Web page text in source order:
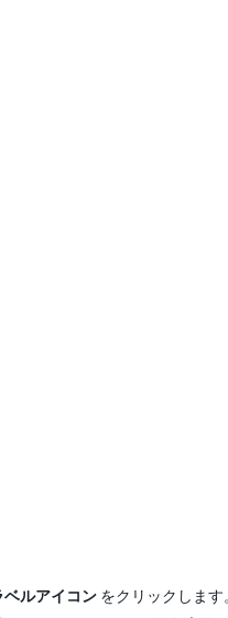
ベルアイコン をクリックします